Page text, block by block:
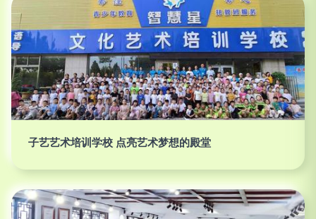
子艺艺术培训学校 点亮艺术梦想的殿堂